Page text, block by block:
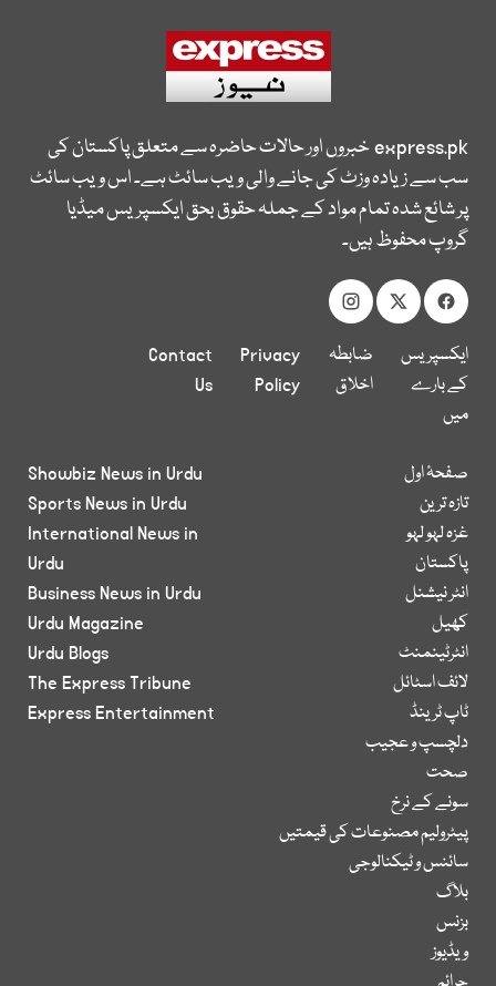
express.pkخبروں اور حالات حاضرہ سے متعلق پاکستان کی
سب سے زیادہ وزٹ کی جانے والی ویب سائٹ ہے۔ اس ویب سائٹ
پر شائع شدہ تمام مواد کے جملہ حقوق بحق ایکسپریس میڈیا
گروپ محفوظ ہیں۔
ایکسپریس
کے بارے
میں
ضابطہ
اخلاق
Privacy
Policy
Contact
Us
صفحۂ اول
تازہ ترین
غزہ لہو لہو
پاکستان
انٹر نیشنل
کھیل
انٹرٹینمنٹ
لائف اسٹائل
ٹاپ ٹرینڈ
دلچسپ و عجیب
صحت
سونے کے نرخ
پیٹرولیم مصنوعات کی قیمتیں
سائنس و ٹیکنالوجی
بلاگ
بزنس
ویڈیوز
Showbiz News in Urdu
Sports News in Urdu
International News in
Urdu
Business News in Urdu
Urdu Magazine
Urdu Blogs
The Express Tribune
Express Entertainment